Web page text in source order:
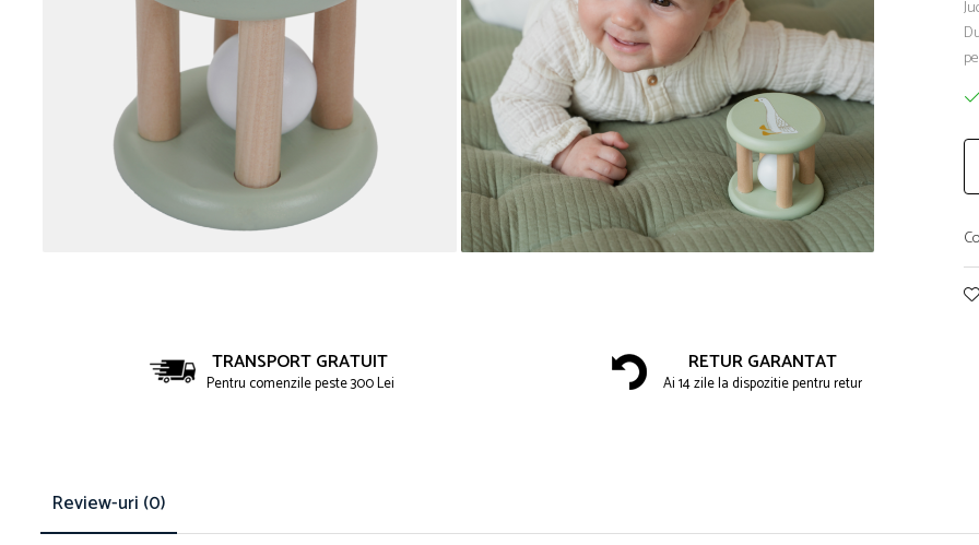
TRANSPORT GRATUIT
Pentru comenzile peste 300 Lei
RETUR GARANTAT
Ai 14 zile la dispozitie pentru retur
Review-uri (0)